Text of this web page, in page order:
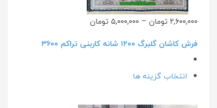
۲,۶۰۰,۰۰۰ تومان – ۵,۰۰۰,۰۰۰ تومان
فرش کاشان گلبرگ ۱۲۰۰ شانه کاربنی تراکم ۳۶۰۰
انتخاب گزینه ها